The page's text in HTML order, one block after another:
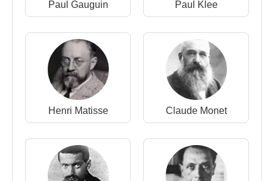
başlayarak ikona sanatının etkisi altında desenler
sanattan uzaklaşmaya başladı. 1910’dan sonra
figüratif eser vermedi. 1909 yılında Murnau
manzaralarını ve ilk «İmprovisation»ları (Hiç bir ön
çalışma olmadan, birden yaratılan eserlere bu isim
verilir) meydana getirdi.
1909 yılında, Kandinsky yeni kurulan «Neue
Künstlervereinigung»a müdür oldu. Kandinsky
1909 yıllarında ünlü emprovizasyonlarına başladı.
1911'de Kandinskiy, Münter ve diğer arkadaşları ile
Paul Gauguin Paul Klee
Henri Matisse Claude Monet